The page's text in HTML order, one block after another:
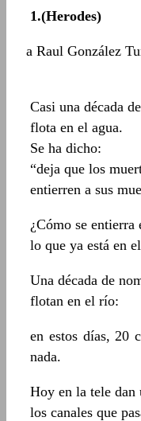
1.(Herodes)
a Raul González
Casi una década
flota en el agua.
Se ha dicho:
“deja que los
entierren a sus
¿Cómo se entierra
lo que ya está en
Una década de
flotan en el río:
en estos días, 20
nada.
Hoy en la tele dan
los canales que